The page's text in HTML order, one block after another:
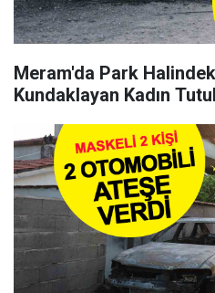
Meram'da Park
Kundaklayan Kadın